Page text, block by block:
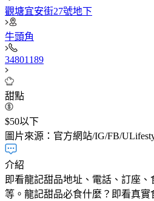
觀塘宜安街27號地下
牛頭角
34801189​
甜點
$50以下
圖片來源：官方網站/IG/FB/
介紹
即看龍記甜品地址、電話、訂座
等。龍記甜品必食什麼？即看真實